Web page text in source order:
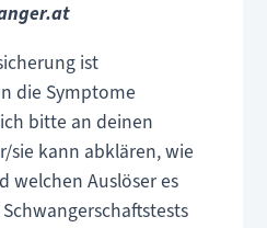
ist
die Symptome
bitte an deinen
sie kann abklären, wie
welchen Auslöser es